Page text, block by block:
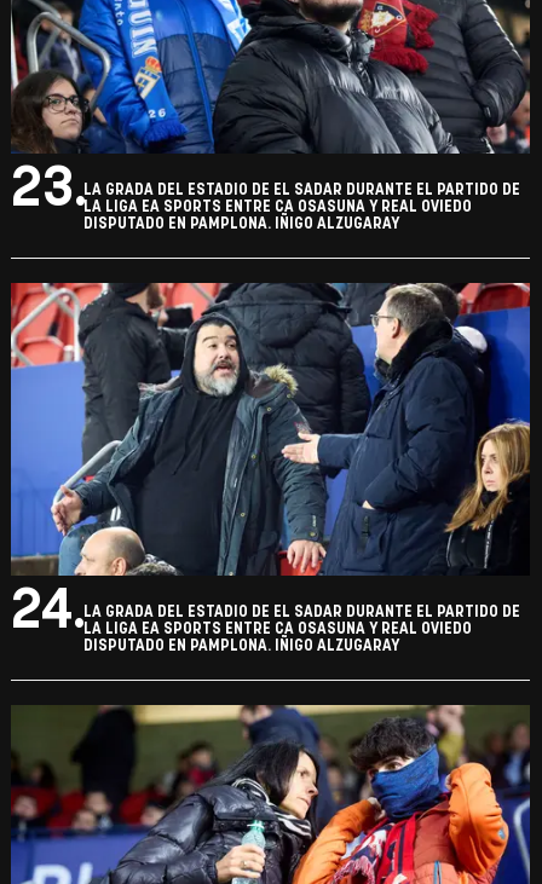
23.LA GRADA DEL ESTADIO DE EL SADAR DURANTE EL PARTIDO DE
LA LIGA EA SPORTS ENTRE CA OSASUNA Y REAL OVIEDO
DISPUTADO EN PAMPLONA. IÑIGO ALZUGARAY
24.LA GRADA DEL ESTADIO DE EL SADAR DURANTE EL PARTIDO DE
LA LIGA EA SPORTS ENTRE CA OSASUNA Y REAL OVIEDO
DISPUTADO EN PAMPLONA. IÑIGO ALZUGARAY